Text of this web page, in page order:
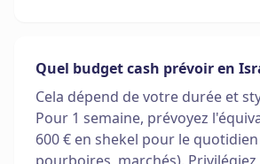
Quel budget cash prévoir en
Cela dépend de votre durée et
Pour 1 semaine, prévoyez
600 € en shekel pour le
pourboires, marchés). Privilégiez